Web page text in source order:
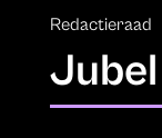
Redactieraad
Jubel